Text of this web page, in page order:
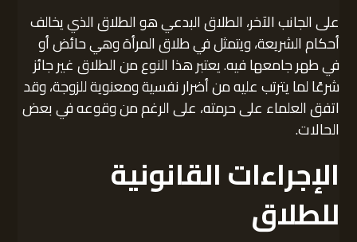
على الجانب الآخر، الطلاق البدعي هو الطلاق الذي يخالف
أحكام الشريعة، ويتمثل في طلاق المرأة وهي حائض أو
في طهر جامعها فيه. يعتبر هذا النوع من الطلاق غير جائز
شرعًا لما يترتب عليه من أضرار نفسية ومعنوية للزوجة، وقد
اتفق العلماء على حرمته، على الرغم من وقوعه في بعض
الحالات.
الإجراءات القانونية
للطلاق